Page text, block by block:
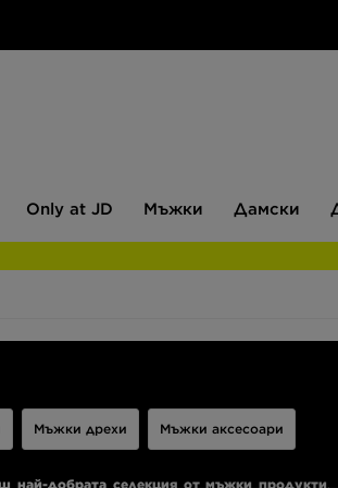
JD
Only at JD Мъжки Дамски
най-добрата селекция от мъжки продукти.
Мъжки дрехи Мъжки аксесоари